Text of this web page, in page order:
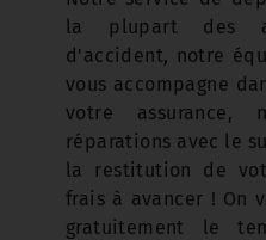
la plupart des
d'accident, notre
vous accompagne
votre assurance,
réparations avec le
la restitution de
frais à avancer ! On
gratuitement le